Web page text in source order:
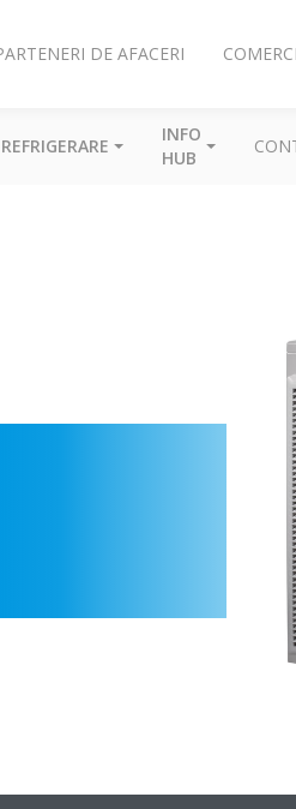
DE AFACERI
REFRIGERARE
INFO
HUB